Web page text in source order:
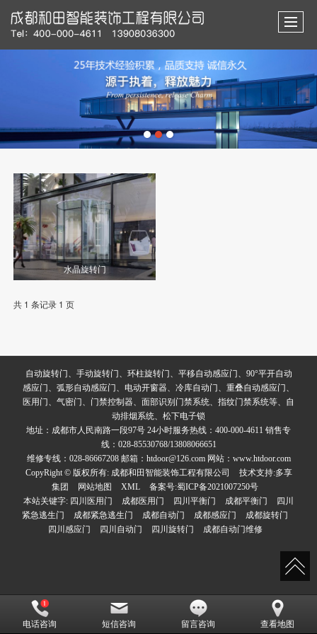
水晶旋转门
共 1 条记录 1 页
自动旋转门、手动旋转门、环柱旋转门、平移自动感应门、90°平开自动
感应门、弧形自动感应门、电动开窗器、冷库自动门、重叠自动感应门、
医用门、气密门、门禁控制器、面部识别门禁系统、指纹门禁系统等、自
动排烟系统、松下电子锁
地址：成都市人民南路一段97号 24小时服务热线：400-000-4611 销售专
线：028-85530768/13808066651
维修专线：028-86667208 邮箱：htdoor@126.com 网站：www.htdoor.com
CopyRight © 版权所有: 成都和田智能装饰工程有限公司 技术支持:多享
集团
网站地图 XML 备案号:蜀ICP备2021007250号
本站关键字: 四川医用门 成都医用门 四川平衡门 成都平衡门
四川
紧急逃生门
成都紧急逃生门 成都自动门 成都感应门
成都旋转门
四川感应门
四川自动门 四川旋转门 成都自动门维修
电话咨询 短信咨询 留言咨询 查看地图